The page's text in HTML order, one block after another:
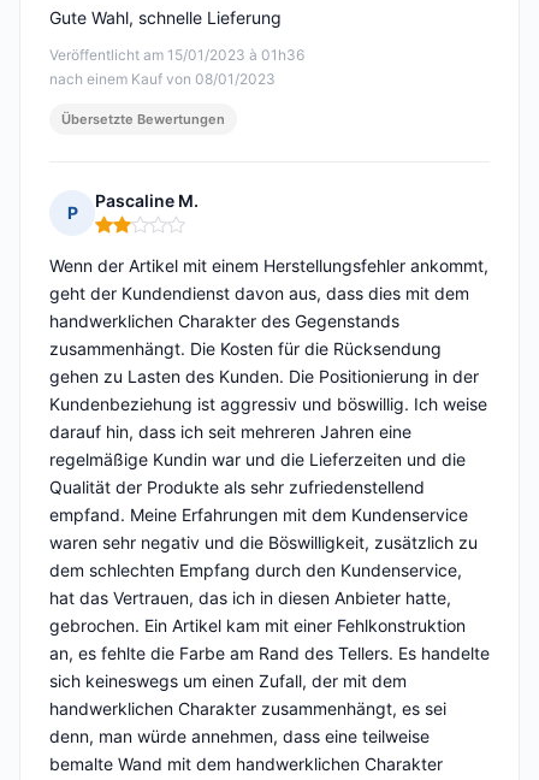
Veröffentlicht am 15/01/2023 à 01h36
nach einem Kauf von 08/01/2023
Gute Wahl, schnelle Lieferung
Übersetzte Bewertungen
P
Pascaline M.
Hinweis: 2 von 5
Wenn der Artikel mit einem Herstellungsfehler ankommt,
geht der Kundendienst davon aus, dass dies mit dem
handwerklichen Charakter des Gegenstands
zusammenhängt. Die Kosten für die Rücksendung
gehen zu Lasten des Kunden. Die Positionierung in der
Kundenbeziehung ist aggressiv und böswillig. Ich weise
darauf hin, dass ich seit mehreren Jahren eine
regelmäßige Kundin war und die Lieferzeiten und die
Qualität der Produkte als sehr zufriedenstellend
empfand. Meine Erfahrungen mit dem Kundenservice
waren sehr negativ und die Böswilligkeit, zusätzlich zu
dem schlechten Empfang durch den Kundenservice,
hat das Vertrauen, das ich in diesen Anbieter hatte,
gebrochen. Ein Artikel kam mit einer Fehlkonstruktion
an, es fehlte die Farbe am Rand des Tellers. Es handelte
sich keineswegs um einen Zufall, der mit dem
handwerklichen Charakter zusammenhängt, es sei
denn, man würde annehmen, dass eine teilweise
bemalte Wand mit dem handwerklichen Charakter